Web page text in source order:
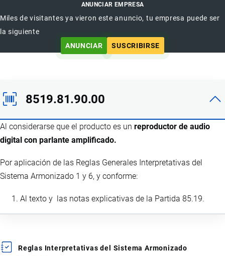
ANUNCIAR EMPRESA
Miles de visitantes ya vieron este anuncio, tu empresa puede ser
la siguiente
ANUNCIAR
SUSCRIBIRSE
8519.81.90.00
Al considerarse que el producto es un reproductor de audio
digital con parlante amplificado.
Por aplicación de las Reglas Generales Interpretativas del
Sistema Armonizado 1 y 6, y conforme:
Al texto y las notas explicativas de la Partida 85.19.
Reglas Interpretativas del Sistema Armonizado